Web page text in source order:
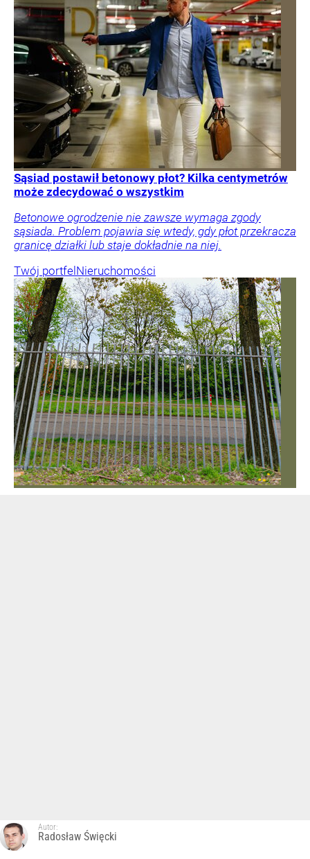
Sąsiad postawił betonowy płot? Kilka centymetrów
może zdecydować o wszystkim
Betonowe ogrodzenie nie zawsze wymaga zgody
sąsiada. Problem pojawia się wtedy, gdy płot przekracza
granicę działki lub staje dokładnie na niej.
Twój portfel Nieruchomości
Autor:
Radosław Święcki